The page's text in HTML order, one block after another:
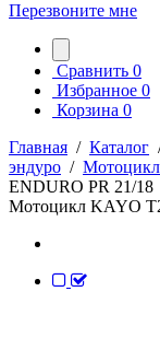
Перезвоните мне
Сравнить 0
Избранное 0
Корзина 0
Главная / Каталог
эндуро /
ENDURO PR 21/18
Мотоцикл KAYO